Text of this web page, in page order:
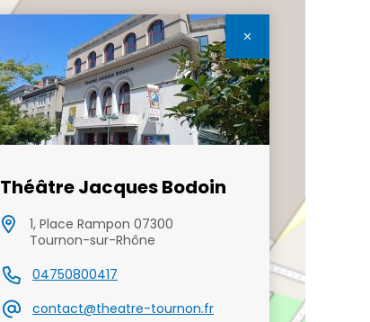
Théâtre Jacques Bodoin
1, Place Rampon 07300
Tournon-sur-Rhône
04750800417
contact@theatre-tournon.fr